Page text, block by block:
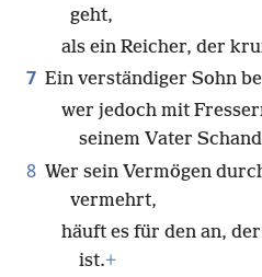
geht,
als ein Reicher, der
7 Ein verständiger Sohn
wer jedoch mit
seinem Vater
8 Wer sein Vermögen
vermehrt,
häuft es für den an,
ist.+